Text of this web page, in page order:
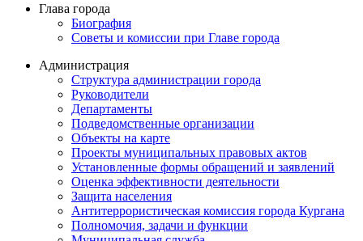
Глава города
Биография
Советы и комиссии при Главе города
Администрация
Структура администрации города
Руководители
Департаменты
Подведомственные организации
Объекты на карте
Проекты муниципальных правовых актов
Установленные формы обращений и заявлений
Оценка эффективности деятельности
Защита населения
Антитеррористическая комиссия города Кургана
Полномочия, задачи и функции